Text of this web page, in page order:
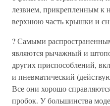
лезвием, прикрепленным к
верхнюю часть крышки и
? Самыми
являются рычажный и
других приспособлений,
и пневматический
Все они хорошо
пробок. У большинства